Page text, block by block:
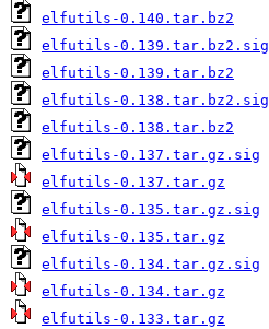
elfutils-0.140.tar.bz2
elfutils-0.139.tar.bz2.sig
elfutils-0.139.tar.bz2
elfutils-0.138.tar.bz2.sig
elfutils-0.138.tar.bz2
elfutils-0.137.tar.gz.sig
elfutils-0.137.tar.gz
elfutils-0.135.tar.gz.sig
elfutils-0.135.tar.gz
elfutils-0.134.tar.gz.sig
elfutils-0.134.tar.gz
elfutils-0.133.tar.gz